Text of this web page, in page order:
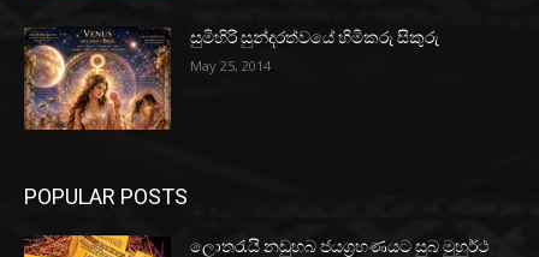
සුමිහිරි සුන්දරත්වයේ හිමිකරු සිකුරු
May 25, 2014
POPULAR POSTS
ලොතරැයි නඩුහබ ජයග්‍රහණයට සුබ මුහුර්ථ